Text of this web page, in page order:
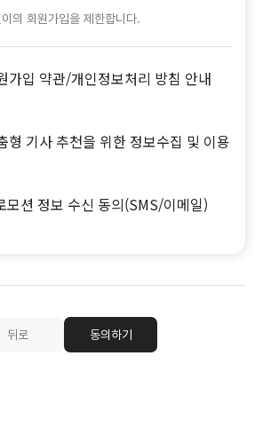
의 회원가입을 제한합니다.
가입 약관/개인정보처리 방침 안내
형 기사 추천을 위한 정보수집 및 이용
모션 정보 수신 동의(SMS/이메일)
뒤로